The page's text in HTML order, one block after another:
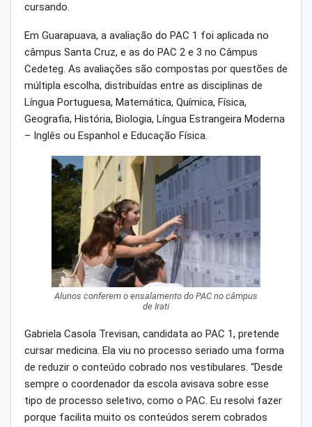
cursando.
Em Guarapuava, a avaliação do PAC 1 foi aplicada no
câmpus Santa Cruz, e as do PAC 2 e 3 no Câmpus
Cedeteg. As avaliações são compostas por questões de
múltipla escolha, distribuídas entre as disciplinas de
Língua Portuguesa, Matemática, Química, Física,
Geografia, História, Biologia, Língua Estrangeira Moderna
– Inglês ou Espanhol e Educação Física.
Alunos conferem o ensalamento do PAC no câmpus
de Irati
Gabriela Casola Trevisan, candidata ao PAC 1, pretende
cursar medicina. Ela viu no processo seriado uma forma
de reduzir o conteúdo cobrado nos vestibulares. “Desde
sempre o coordenador da escola avisava sobre esse
tipo de processo seletivo, como o PAC. Eu resolvi fazer
porque facilita muito os conteúdos serem cobrados